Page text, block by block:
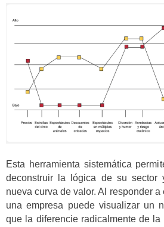
Esta herramienta sistemática
deconstruir la lógica de su sector
nueva curva de valor. Al responder a
una empresa puede visualizar un
que la diferencie radicalmente de la